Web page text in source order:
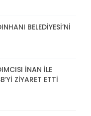
BELEDİYESİ’Nİ
İNAN İLE
ZİYARET ETTİ